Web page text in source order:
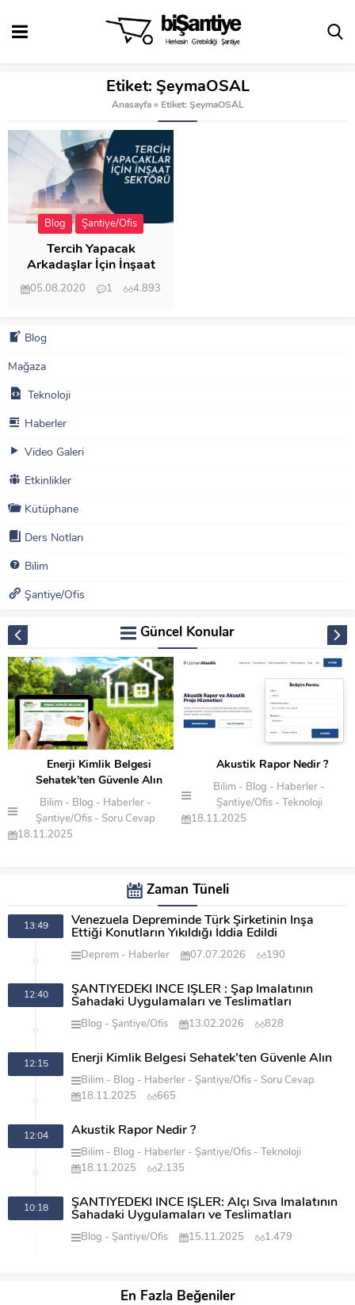
Etiket: ŞeymaOSAL
Anasayfa » Etiket: ŞeymaOSAL
Blog Şantiye/Ofis
Tercih Yapacak
Arkadaşlar İçin İnşaat
Sektörü
05.08.2020 1 4.893
Blog
Mağaza
Teknoloji
Haberler
Video Galeri
Etkinlikler
Kütüphane
Ders Notları
Bilim
Şantiye/Ofis
Güncel Konular
Enerji Kimlik Belgesi
Sehatek’ten Güvenle Alın
Bilim Blog
Haberler
Şantiye/Ofis
Soru Cevap
18.11.2025
Akustik Rapor Nedir ?
Bilim Blog
Haberler
Şantiye/Ofis
Teknoloji
18.11.2025
Zaman Tüneli
13:49
Venezuela Depreminde Türk Şirketinin İnşa
Ettiği Konutların Yıkıldığı İddia Edildi
Deprem Haberler 07.07.2026 190
12:40
ŞANTİYEDEKİ İNCE İŞLER : Şap İmalatının
Sahadaki Uygulamaları ve Teslimatları
Blog Şantiye/Ofis 13.02.2026 828
12:15 Enerji Kimlik Belgesi Sehatek’ten Güvenle Alın
Bilim Blog Haberler Şantiye/Ofis
Soru Cevap
18.11.2025
665
12:04 Akustik Rapor Nedir ?
Bilim Blog Haberler Şantiye/Ofis
Teknoloji
18.11.2025
2.135
10:18
ŞANTİYEDEKİ İNCE İŞLER: Alçı Sıva İmalatının
Sahadaki Uygulamaları ve Teslimatları
Blog Şantiye/Ofis 15.11.2025 1.479
En Fazla Beğeniler